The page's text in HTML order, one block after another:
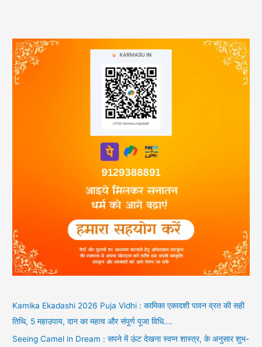
Kamika Ekadashi 2026 Puja Vidhi : कामिका एकादशी पावन व्रत की सही
तिथि, 5 महाउपाय, दान का महत्व और संपूर्ण पूजा विधि….
Seeing Camel in Dream : सपने में ऊंट देखना स्वप्न शास्त्र, के अनुसार शुभ-